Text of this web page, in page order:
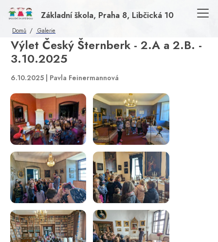
Základní škola, Praha 8, Libčická 10
Domů Galerie
Výlet Český Šternberk - 2.A a 2.B. -
3.10.2025
6.10.2025 | Pavla Feinermannová